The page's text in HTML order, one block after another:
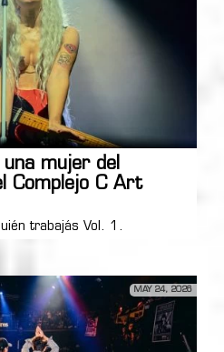
mujer del
Complejo C Art
trabajás Vol. 1.
MAY 24, 2026